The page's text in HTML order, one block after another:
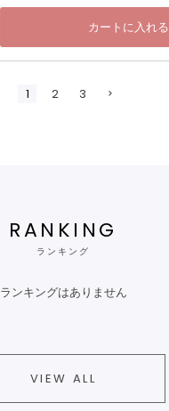
カートに入れる
1 2 3
RANKING
ランキング
ランキングはありません
VIEW ALL